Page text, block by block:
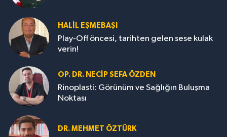
HALIL EŞMEBAŞI
Play-Off öncesi, tarihten gelen sese kulak
verin!
OP. DR. NECIP SEFA ÖZDEN
Rinoplasti: Görünüm ve Sağlığın Buluşma
Noktası
DR. MEHMET ÖZTÜRK